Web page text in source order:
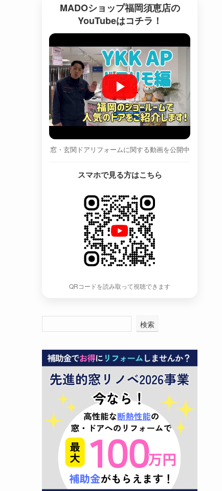
MADOショップ福岡須恵店の
YouTubeはコチラ！
窓・玄関ドアリフォームに関する動画を公開中
スマホで見る方はこちら
QRコードを読み取って視聴できます
検索